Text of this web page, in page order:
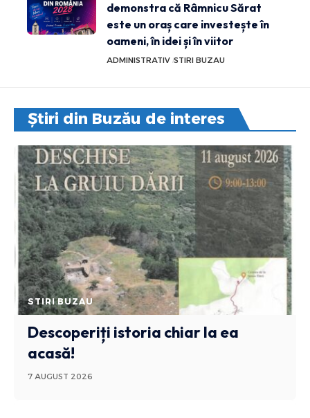
demonstra că Râmnicu Sărat
este un oraș care investește în
oameni, în idei și în viitor
ADMINISTRATIV STIRI BUZAU
Știri din Buzău de interes
STIRI BUZAU
Descoperiți istoria chiar la ea
acasă!
7 AUGUST 2026